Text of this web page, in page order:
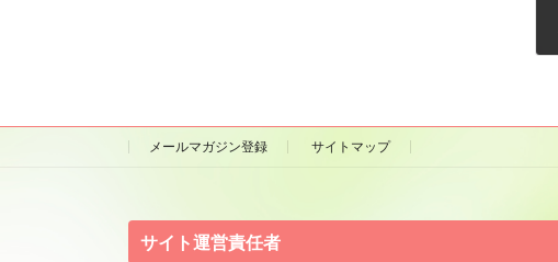
メールマガジン登録 サイトマップ
サイト運営責任者